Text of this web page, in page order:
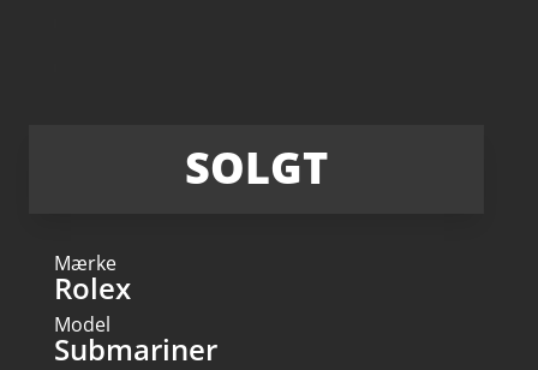
SOLGT
Mærke
Rolex
Model
Submariner